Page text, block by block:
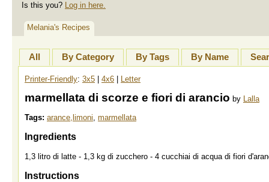
Is this you? Log in here.
Melania's Recipes
All By Category By Tags By Name
Printer-Friendly: 3x5 4x6 Letter
marmellata di scorze e fiori di arancio by Lalla
Tags: arance,limoni marmellata
Ingredients
1,3 litro di latte - 1,3 kg di zucchero - 4 cucchiai di acqua di fiori
Instructions